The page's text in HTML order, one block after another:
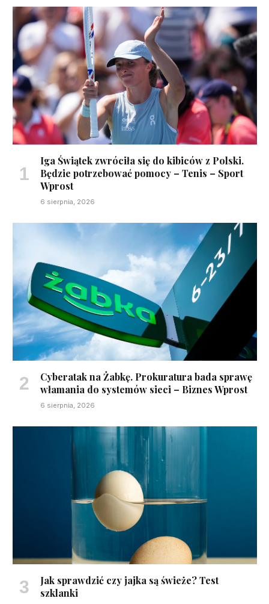
Iga Świątek zwróciła się do kibiców z Polski.
Będzie potrzebować pomocy – Tenis – Sport
Wprost
6 sierpnia, 2026
Cyberatak na Żabkę. Prokuratura bada sprawę
włamania do systemów sieci – Biznes Wprost
6 sierpnia, 2026
Jak sprawdzić czy jajka są świeże? Test
szklanki